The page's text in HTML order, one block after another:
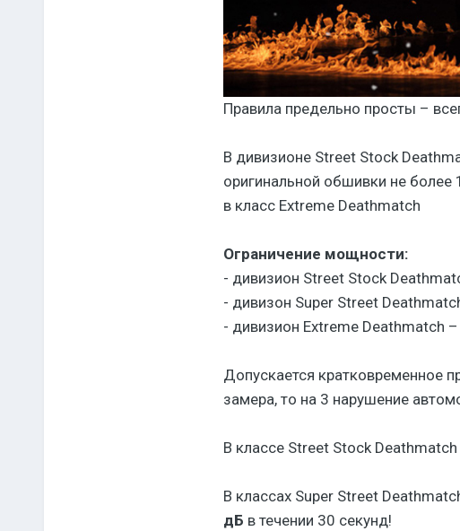
Правила предельно просты –
В дивизионе Street Stock
оригинальной обшивки не более
в класс Extreme Deathmatch
Ограничение мощности:
- дивизион Street Stock
- дивизон Super Street
- дивизион Extreme Deathmatch
Допускается кратковременное
замера, то на 3 нарушение
В классе Street Stock
В классах Super Street
дБ в течении 30 секунд!